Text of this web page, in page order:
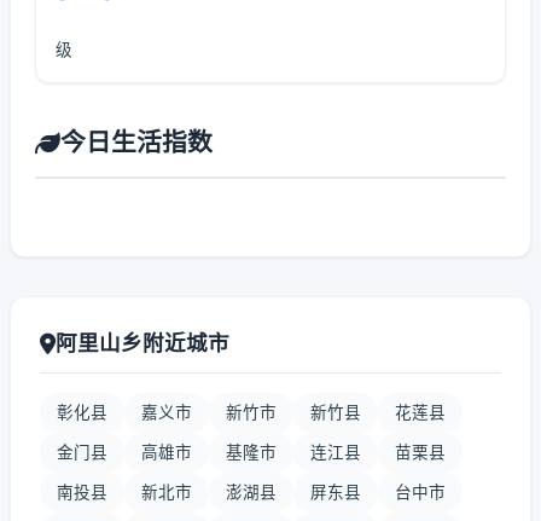
级
今日生活指数
阿里山乡附近城市
彰化县 嘉义市 新竹市 新竹县 花莲县
金门县 高雄市 基隆市 连江县 苗栗县
南投县 新北市 澎湖县 屏东县 台中市